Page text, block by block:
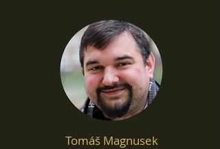
Tomáš Magnusek